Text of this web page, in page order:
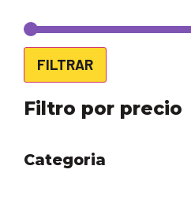
FILTRAR
Filtro por precio
Categoria